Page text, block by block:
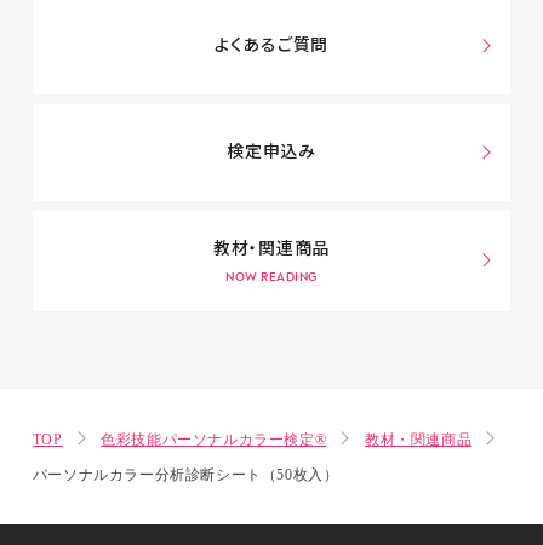
よくあるご質問
検定申込み
教材・関連商品
TOP 色彩技能パーソナルカラー検定® 教材・関連商品
パーソナルカラー分析診断シート（50枚入）